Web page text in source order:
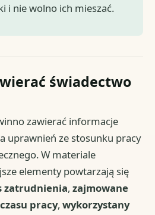
i nie wolno ich mieszać.
świadectwo
zawierać informacje
uprawnień ze stosunku pracy
W materiale
elementy powtarzają się
zatrudnienia,zajmowane
pracy,wykorzystany